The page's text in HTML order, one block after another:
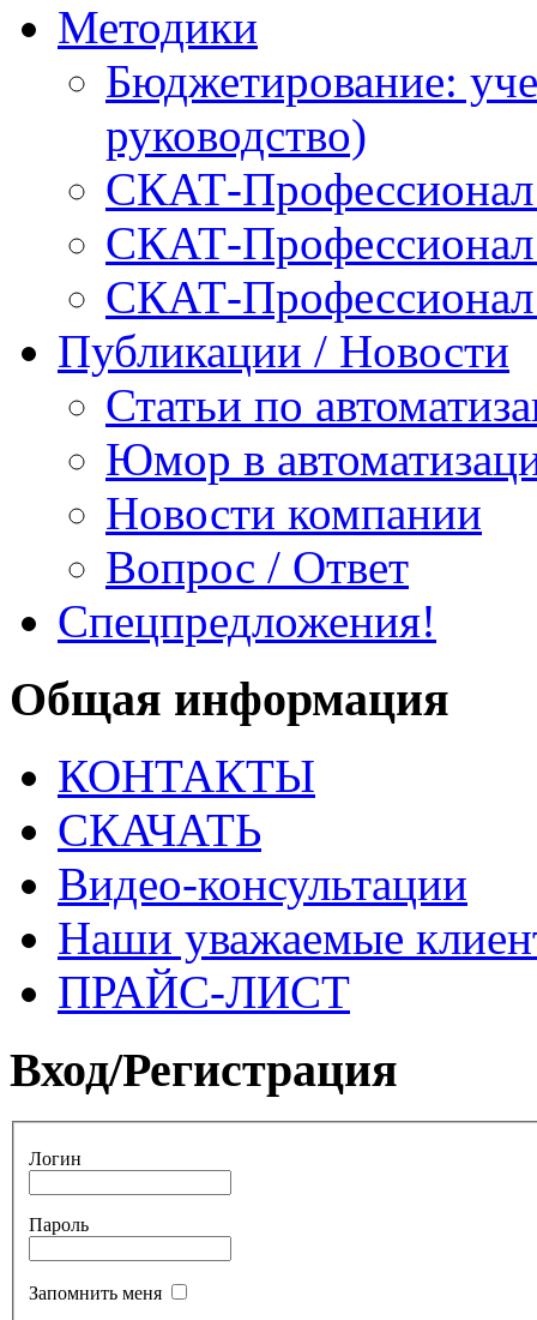
Методики
Бюджетирование:
руководство)
СКАТ-
СКАТ-
СКАТ-
Публикации / Новости
Статьи по
Юмор в
Новости компании
Вопрос / Ответ
Спецпредложения!
Общая информация
КОНТАКТЫ
СКАЧАТЬ
Видео-консультации
Наши уважаемые
ПРАЙС-ЛИСТ
Вход/Регистрация
Логин
Пароль
Запомнить меня